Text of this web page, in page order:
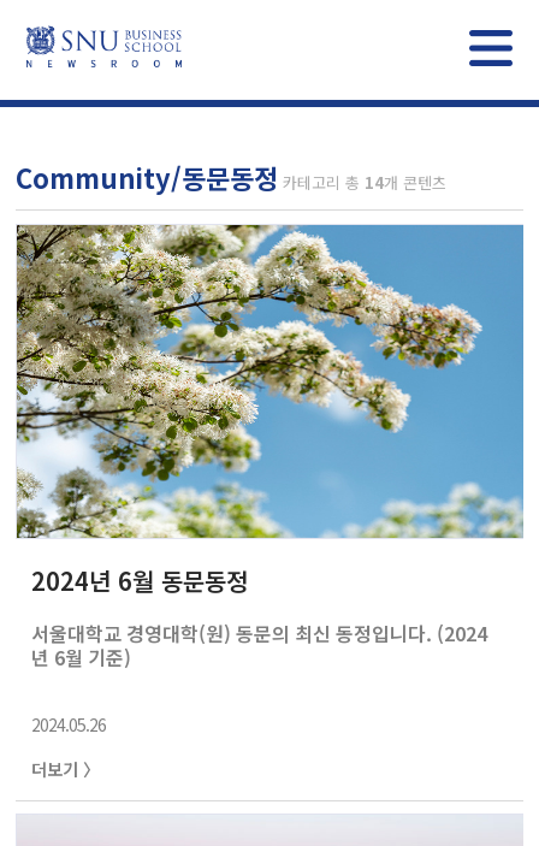
Community/동문동정 카테고리 총 14개 콘텐츠
2024년 6월 동문동정
서울대학교 경영대학(원) 동문의 최신 동정입니다. (2024
년 6월 기준)
2024.05.26
더보기 〉